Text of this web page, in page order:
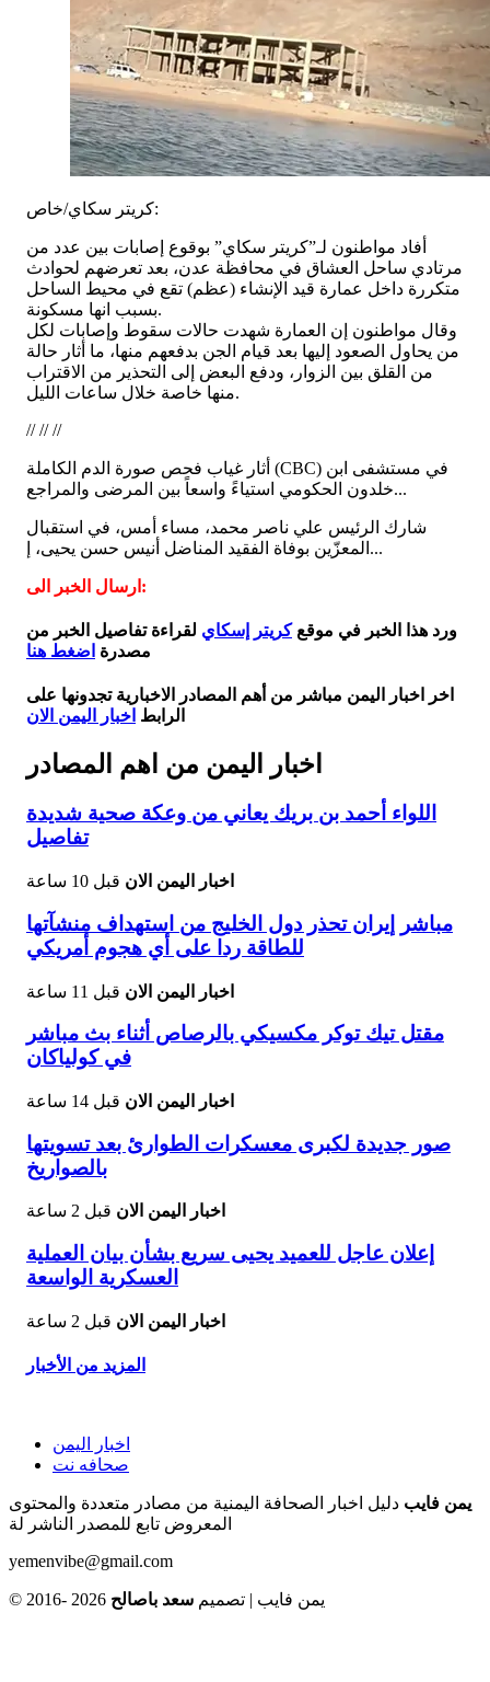
كريتر سكاي/خاص:
أفاد مواطنون لـ”كريتر سكاي” بوقوع إصابات بين عدد من
مرتادي ساحل العشاق في محافظة عدن، بعد تعرضهم لحوادث
متكررة داخل عمارة قيد الإنشاء (عظم) تقع في محيط الساحل
بسبب انها مسكونة.
وقال مواطنون إن العمارة شهدت حالات سقوط وإصابات لكل
من يحاول الصعود إليها بعد قيام الجن بدفعهم منها، ما أثار حالة
من القلق بين الزوار، ودفع البعض إلى التحذير من الاقتراب
منها خاصة خلال ساعات الليل.
// // //
أثار غياب فحص صورة الدم الكاملة (CBC) في مستشفى ابن
خلدون الحكومي استياءً واسعاً بين المرضى والمراجع...
شارك الرئيس علي ناصر محمد، مساء أمس، في استقبال
المعزّين بوفاة الفقيد المناضل أنيس حسن يحيى، إ...
ارسال الخبر الى:
ورد هذا الخبر في موقعكريتر إسكاي لقراءة تفاصيل الخبر من
مصدرة اضغط هنا
اخر اخبار اليمن مباشر من أهم المصادر الاخبارية تجدونها على
الرابط اخبار اليمن الان
اخبار اليمن من اهم المصادر
اللواء أحمد بن بريك يعاني من وعكة صحية شديدة
تفاصيل
اخبار اليمن الان قبل 10 ساعة
مباشر إيران تحذر دول الخليج من استهداف منشآتها
للطاقة ردا على أي هجوم أمريكي
اخبار اليمن الان قبل 11 ساعة
مقتل تيك توكر مكسيكي بالرصاص أثناء بث مباشر
في كولياكان
اخبار اليمن الان قبل 14 ساعة
صور جديدة لكبرى معسكرات الطوارئ بعد تسويتها
بالصواريخ
اخبار اليمن الان قبل 2 ساعة
إعلان عاجل للعميد يحيى سريع بشأن بيان العملية
العسكرية الواسعة
اخبار اليمن الان قبل 2 ساعة
المزيد من الأخبار
اخبار اليمن
صحافه نت
يمن فايب دليل اخبار الصحافة اليمنية من مصادر متعددة والمحتوى
المعروض تابع للمصدر الناشر لة
yemenvibe@gmail.com
© 2016- 2026 يمن فايب | تصميم سعد باصالح